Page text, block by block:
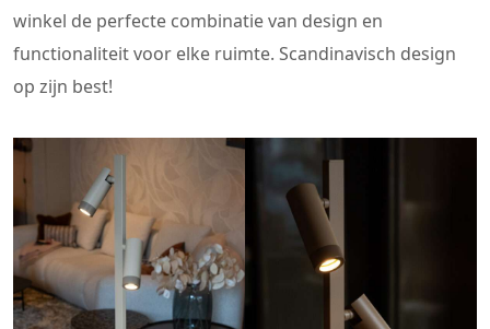
winkel de perfecte combinatie van design en
functionaliteit voor elke ruimte. Scandinavisch design
op zijn best!